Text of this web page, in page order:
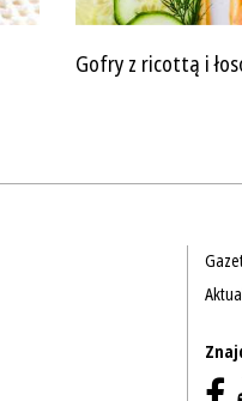
Gofry z ricottą i